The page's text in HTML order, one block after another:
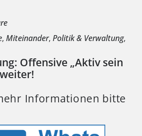
, Miteinander, Politik & Verwaltung,
Offensive „Aktiv sein
Informationen bitte